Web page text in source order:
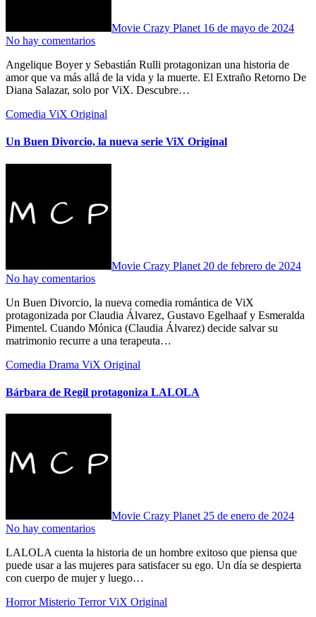
Movie Crazy Planet 16 de mayo de 2024
No hay comentarios
Angelique Boyer y Sebastián Rulli protagonizan una historia de
amor que va más allá de la vida y la muerte. El Extraño Retorno De
Diana Salazar, solo por ViX. Descubre…
Comedia ViX Original
Un Buen Divorcio, la nueva serie ViX Original
Movie Crazy Planet 20 de febrero de 2024
No hay comentarios
Un Buen Divorcio, la nueva comedia romántica de ViX
protagonizada por Claudia Álvarez, Gustavo Egelhaaf y Esmeralda
Pimentel. Cuando Mónica (Claudia Álvarez) decide salvar su
matrimonio recurre a una terapeuta…
Comedia Drama ViX Original
Bárbara de Regil protagoniza LALOLA
Movie Crazy Planet 25 de enero de 2024
No hay comentarios
LALOLA cuenta la historia de un hombre exitoso que piensa que
puede usar a las mujeres para satisfacer su ego. Un día se despierta
con cuerpo de mujer y luego…
HorrorMisterio TerrorViX Original